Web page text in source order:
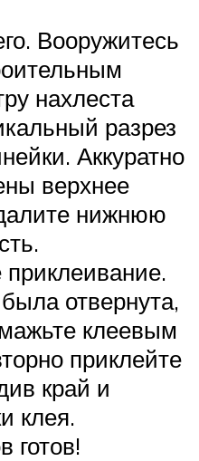
Вооружитесь
нахлеста
разрез
Аккуратно
верхнее
нижнюю
отвернута,
клеевым
приклейте
край и
клея.
готов!